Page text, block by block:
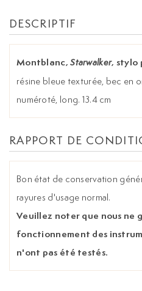
DESCRIPTIF
Montblanc,Starwalker, stylo
résine bleue texturée, bec en
numéroté, long. 13.4 cm
RAPPORT DE
Bon état de conservation
rayures d'usage normal.
Veuillez noter que nous ne
fonctionnement des
n'ont pas été testés.